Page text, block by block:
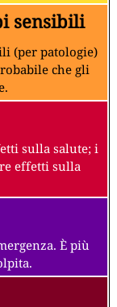
sensibili
(per patologie)
che gli
sulla salute; i
effetti sulla
È più